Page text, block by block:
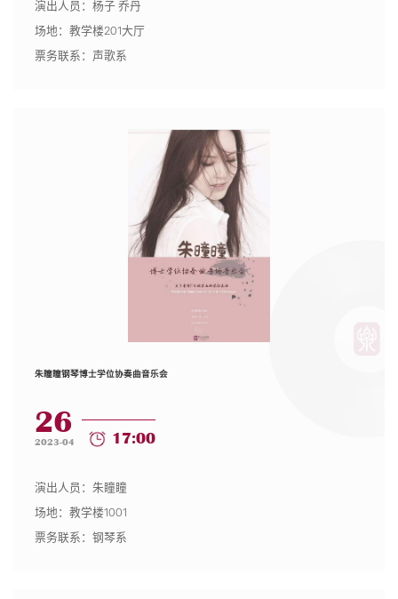
演出人员：杨子 乔丹
场地：教学楼201大厅
票务联系：声歌系
朱瞳瞳钢琴博士学位协奏曲音乐会
26
2023-04 17:00
演出人员：朱瞳瞳
场地：教学楼1001
票务联系：钢琴系